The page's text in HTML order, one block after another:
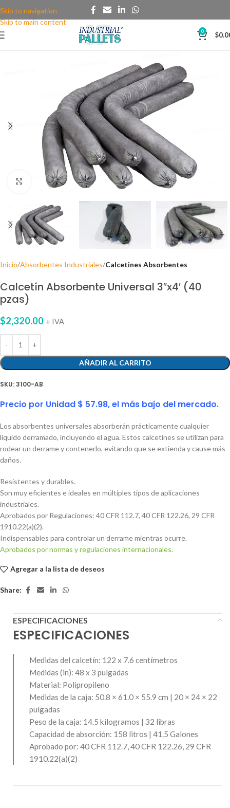
Skip to navigation
Skip to main content
0 $
Clic para agrandar
Inicio Absorbentes Industriales Calcetines Absorbentes
Calcetín Absorbente Universal 3″x4′ (40
pzas)
$2,320.00 + IVA
AÑADIR AL CARRITO
SKU:3100-AB
Precio por Unidad $ 57.98, el más bajo del mercado.
Los absorbentes universales absorberán prácticamente cualquier
líquido derramado, incluyendo el agua. Estos calcetines se utilizan para
rodear un derrame y contenerlo, evitando que se extienda y cause más
daños.
Resistentes y durables.
Son muy eficientes e ideales en múltiples tipos de aplicaciones
industriales.
Aprobados por Regulaciones: 40 CFR 112.7, 40 CFR 122.26, 29 CFR
1910.22(a)(2).
Indispensables para controlar un derrame mientras ocurre.
Aprobados por normas y regulaciones internacionales.
Agregar a la lista de deseos
Share:
ESPECIFICACIONES
ESPECIFICACIONES
Medidas del calcetín: 122 x 7.6 centímetros
Medidas (in): 48 x 3 pulgadas
Material: Polipropileno
Medidas de la caja: 50.8 × 61.0 × 55.9 cm | 20 × 24 × 22
pulgadas
Peso de la caja: 14.5 kilogramos | 32 libras
Capacidad de absorción: 158 litros | 41.5 Galones
Aprobado por: 40 CFR 112.7, 40 CFR 122.26, 29 CFR
1910.22(a)(2)